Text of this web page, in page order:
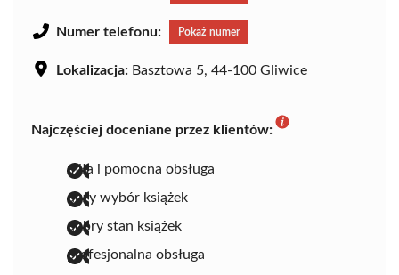
Numer telefonu: Pokaż numer
Lokalizacja: Basztowa 5, 44-100 Gliwice
Najczęściej doceniane przez klientów:
miła i pomocna obsługa
duży wybór książek
dobry stan książek
profesjonalna obsługa